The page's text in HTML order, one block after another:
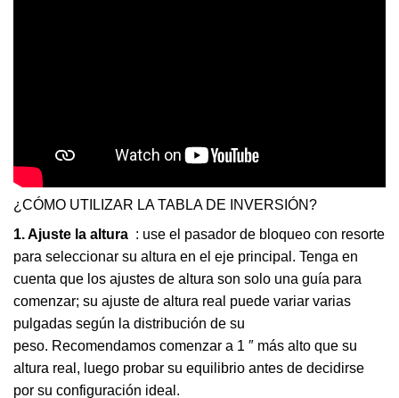
¿CÓMO UTILIZAR LA TABLA DE INVERSIÓN?
1. Ajuste la altura : use el pasador de bloqueo con resorte
para seleccionar su altura en el eje principal. Tenga en
cuenta que los ajustes de altura son solo una guía para
comenzar; su ajuste de altura real puede variar varias
pulgadas según la distribución de su
peso. Recomendamos comenzar a 1 ″ más alto que su
altura real, luego probar su equilibrio antes de decidirse
por su configuración ideal.